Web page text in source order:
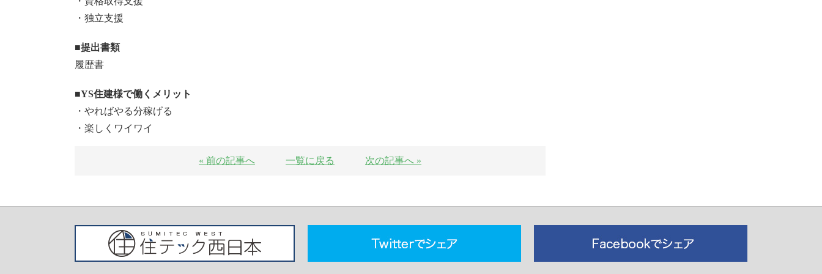
・独立支援
■提出書類
履歴書
■YS住建様で働くメリット
・やればやる分稼げる
・楽しくワイワイ
« 前の記事へ 一覧に戻る 次の記事へ »